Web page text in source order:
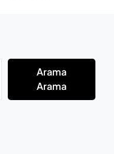
Arama
Arama